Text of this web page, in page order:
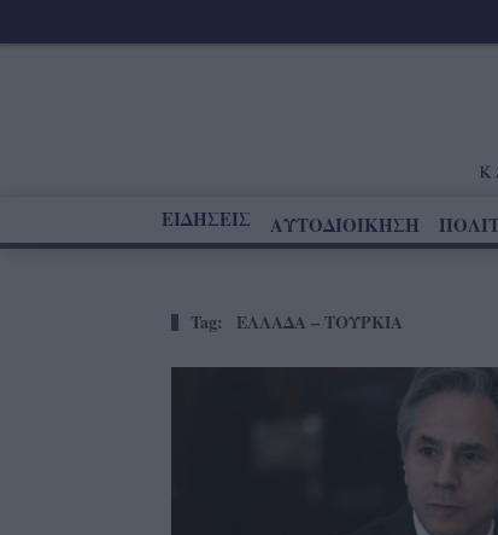
ΕΙΔΗΣΕΙΣ ΑΥΤΟΔΙΟΙΚΗΣΗ
Tag: ΕΛΛΑΔΑ – ΤΟΥΡΚΙΑ